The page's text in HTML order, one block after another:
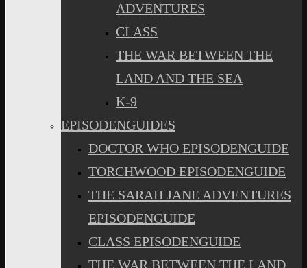
ADVENTURES
CLASS
THE WAR BETWEEN THE
LAND AND THE SEA
K-9
EPISODENGUIDES
DOCTOR WHO EPISODENGUIDE
TORCHWOOD EPISODENGUIDE
THE SARAH JANE ADVENTURES
EPISODENGUIDE
CLASS EPISODENGUIDE
THE WAR BETWEEN THE LAND